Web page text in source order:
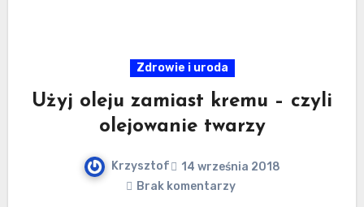
Zdrowie i uroda
Użyj oleju zamiast kremu – czyli
olejowanie twarzy
Krzysztof
14 września 2018
Brak komentarzy